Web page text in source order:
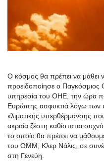
Ο κόσμος θα πρέπει να μάθει
προειδοποίησε ο Παγκόσμιος
υπηρεσία του ΟΗΕ, την ώρα
Ευρώπης ασφυκτιά λόγω των
κλιματικής υπερθέρμανσης
ακραία ζέστη καθίσταται
το οποίο θα πρέπει να
του OMM, Κλερ Νάλις , σε
στη Γενεύη.